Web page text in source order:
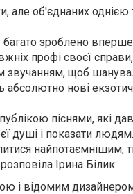
але об'єднаних
зроблено
профі своєї
звучанням, щоб
нові
піснями, які
душі і показати
найпотаємнішим,
Ірина Білик.
і відомим